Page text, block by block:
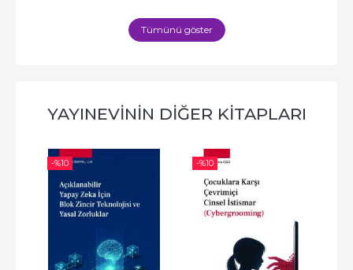
Tümünü göster
YAYINEVININ DIĞER KITAPLARI
-%10 -%10